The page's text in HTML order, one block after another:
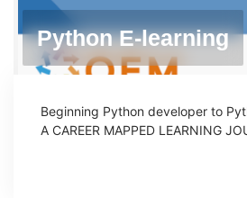
Python E-learning
Beginning Python developer to
A CAREER MAPPED LEARNING